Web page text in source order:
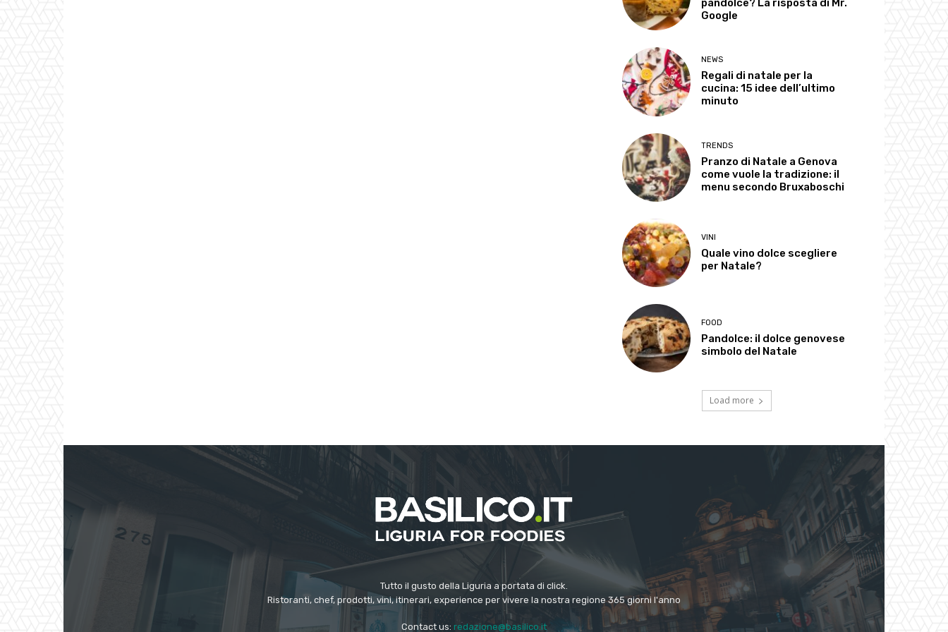
pandolce? La risposta di Mr.
Google
NEWS
Regali di natale per la
cucina: 15 idee dell’ultimo
minuto
TRENDS
Pranzo di Natale a Genova
come vuole la tradizione: il
menu secondo Bruxaboschi
VINI
Quale vino dolce scegliere
per Natale?
FOOD
Pandolce: il dolce genovese
simbolo del Natale
Load more
Tutto il gusto della Liguria a portata di click.
Ristoranti, chef, prodotti, vini, itinerari, experience per vivere la nostra regione 365 giorni l'anno
Contact us: redazione@basilico.it